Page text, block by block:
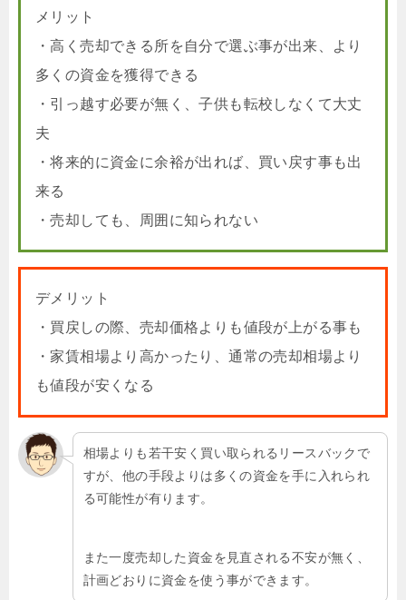
メリット
・高く売却できる所を自分で選ぶ事が出来、より
多くの資金を獲得できる
・引っ越す必要が無く、子供も転校しなくて大丈
夫
・将来的に資金に余裕が出れば、買い戻す事も出
来る
・売却しても、周囲に知られない
デメリット
・買戻しの際、売却価格よりも値段が上がる事も
・家賃相場より高かったり、通常の売却相場より
も値段が安くなる
相場よりも若干安く買い取られるリースバックで
すが、他の手段よりは多くの資金を手に入れられ
る可能性が有ります。
また一度売却した資金を見直される不安が無く、
計画どおりに資金を使う事ができます。